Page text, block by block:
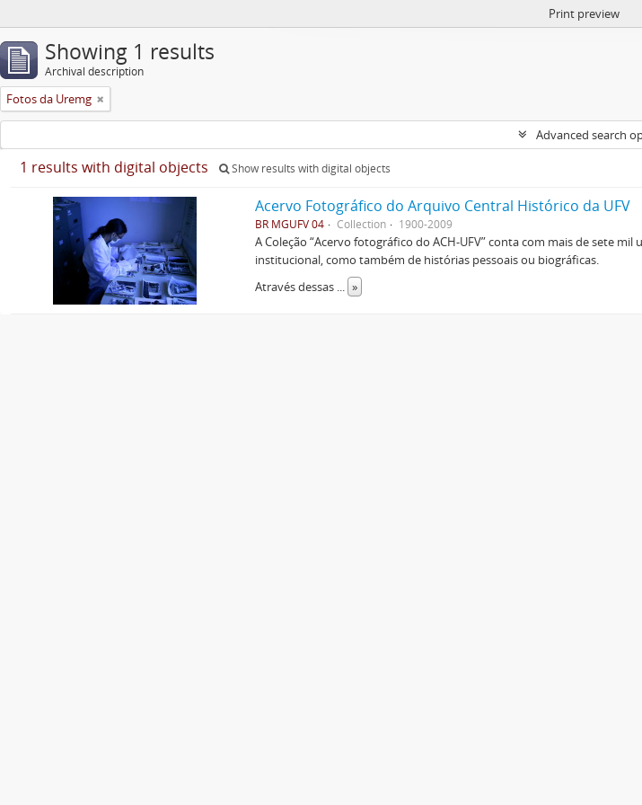
Print preview
Showing 1 results
Archival description
Fotos da Uremg
Advanced search
1 results with digital objects Show results with digital objects
Acervo Fotográfico do Arquivo Central Histórico da UFV
BR MGUFV 04 Collection 1900-2009
A Coleção “Acervo fotográfico do ACH-UFV” conta com mais de sete
institucional, como também de histórias pessoais ou biográficas.
Através dessas ... »